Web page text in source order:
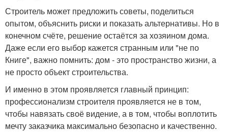
Строитель может предложить советы, поделиться
опытом, объяснить риски и показать альтернативы. Но в
конечном счёте, решение остаётся за хозяином дома.
Даже если его выбор кажется странным или "не по
Книге", важно помнить: дом - это пространство жизни, а
не просто объект строительства.
И именно в этом проявляется главный принцип:
профессионализм строителя проявляется не в том,
чтобы навязать своё видение, а в том, чтобы воплотить
мечту заказчика максимально безопасно и качественно.